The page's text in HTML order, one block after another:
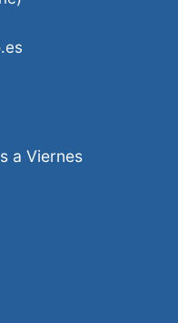
a Viernes